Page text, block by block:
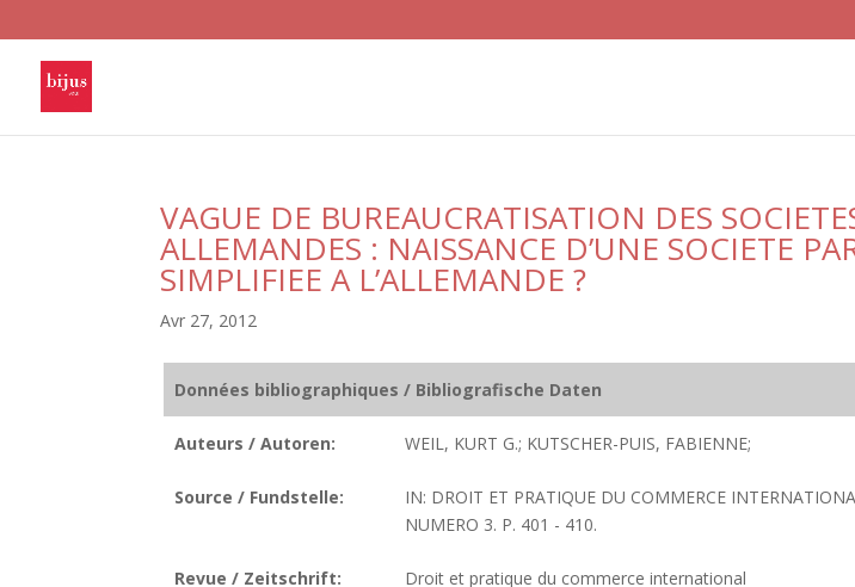
VAGUE DE BUREAUCRATISATION DES
ALLEMANDES : NAISSANCE D’UNE SOCIETE
SIMPLIFIEE A L’ALLEMANDE ?
Avr 27, 2012
Données bibliographiques / Bibliografische Daten
Auteurs / Autoren: WEIL, KURT G.; KUTSCHER-PUIS, FABIENNE;
Source / Fundstelle:
IN: DROIT ET PRATIQUE DU COMMERCE
NUMERO 3. P. 401 - 410.
Revue / Zeitschrift: Droit et pratique du commerce international